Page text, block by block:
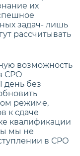
их
задач- лишь
рассчитывать
возможность
СРО
день без
режиме,
к сдаче
квалификации
мы не
в СРО